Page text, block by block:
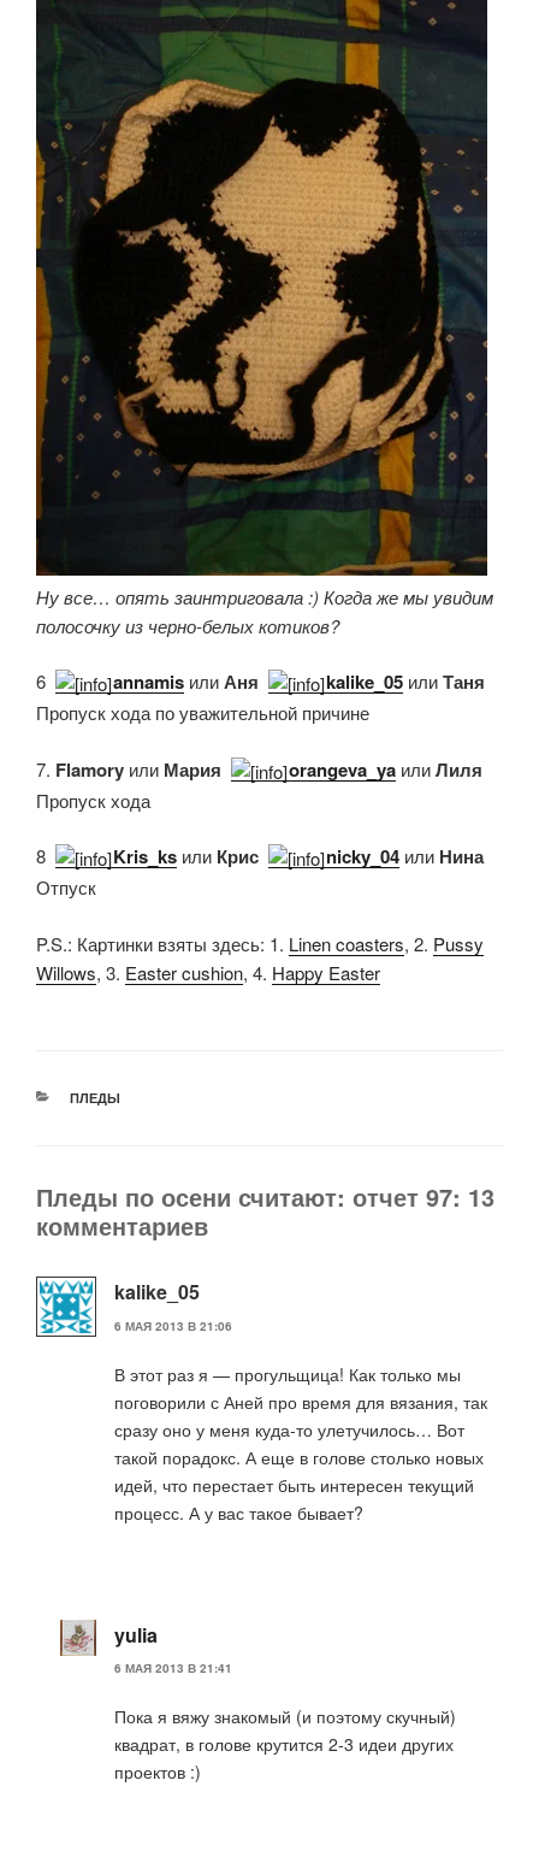
Ну все… опять заинтриговала :) Когда же мы увидим
полосочку из черно-белых котиков?
6. annamis илиАня kalike_05 илиТаня
Пропуск хода по уважительной причине
7. Flamory или Мария orangeva_ya илиЛиля
Пропуск хода
8. Kris_ks или Крис nicky_04 или Нина
Отпуск
P.S.: Картинки взяты здесь: 1. Linen coasters, 2. Pussy
Willows, 3. Easter cushion, 4. Happy Easter
РУБРИКИ
ПЛЕДЫ
Пледы по осени считают: отчет 97: 13
комментариев
kalike_05
6 МАЯ 2013 В 21:06
В этот раз я — прогульщица! Как только мы
поговорили с Аней про время для вязания, так
сразу оно у меня куда-то улетучилось… Вот
такой порадокс. А еще в голове столько новых
идей, что перестает быть интересен текущий
процесс. А у вас такое бывает?
yulia
6 МАЯ 2013 В 21:41
Пока я вяжу знакомый (и поэтому скучный)
квадрат, в голове крутится 2-3 идеи других
проектов :)